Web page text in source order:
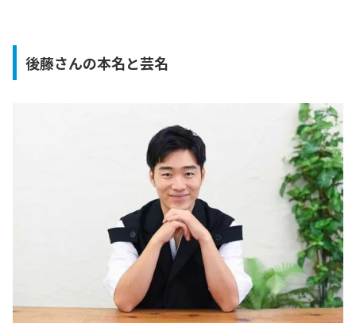
後藤さんの本名と芸名